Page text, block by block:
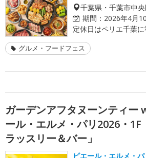
千葉県・千葉市中
期間： 2026年4月
定休日はペリエ千葉に
グルメ・フードフェス
ガーデンアフタヌーンティー
ール・エルメ・パリ2026・1F
ラッスリー＆バー」
ピエール・エルメ・